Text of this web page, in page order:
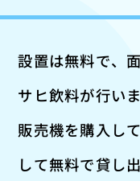
設置は無料で、
サヒ飲料が行い
販売機を購入し
して無料で貸し